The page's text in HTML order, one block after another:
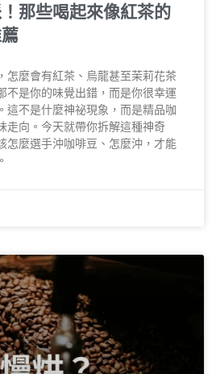
那些喝起來像紅茶的
怎麼會有紅茶、烏龍甚至茉莉花茶
不是你的味覺出錯，而是你很幸運
這不是什麼神祕現象，而是精品咖
走向。今天就帶你拆解這種神奇
怎麼選手沖咖啡豆、怎麼沖，才能